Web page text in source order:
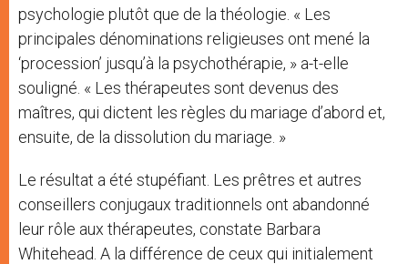
psychologie plutôt que de la théologie. « Les
principales dénominations religieuses ont mené la
‘procession’ jusqu’à la psychothérapie, » a-t-elle
souligné. « Les thérapeutes sont devenus des
maîtres, qui dictent les règles du mariage d’abord et,
ensuite, de la dissolution du mariage. »
Le résultat a été stupéfiant. Les prêtres et autres
conseillers conjugaux traditionnels ont abandonné
leur rôle aux thérapeutes, constate Barbara
Whitehead. A la différence de ceux qui initialement